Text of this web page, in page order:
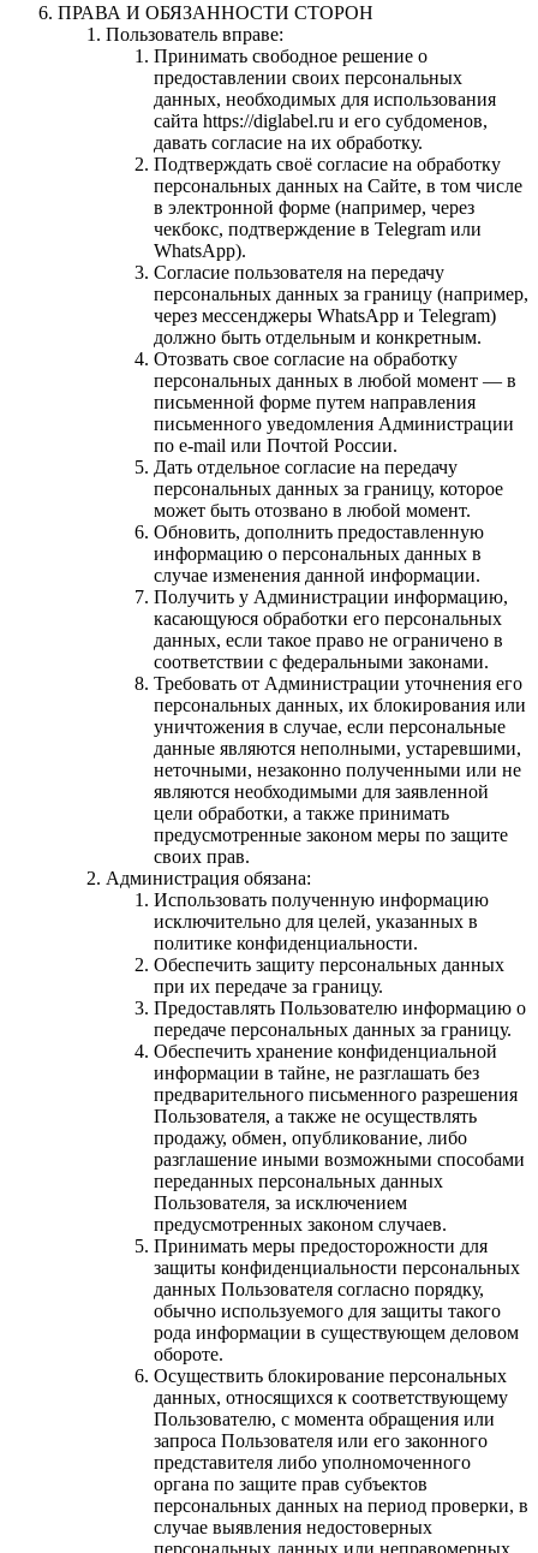
ПРАВА И ОБЯЗАННОСТИ СТОРОН
Пользователь вправе:
Принимать свободное решение о
предоставлении своих персональных
данных, необходимых для использования
сайта https://diglabel.ru и его субдоменов,
давать согласие на их обработку.
Подтверждать своё согласие на обработку
персональных данных на Сайте, в том числе
в электронной форме (например, через
чекбокс, подтверждение в Telegram или
WhatsApp).
Согласие пользователя на передачу
персональных данных за границу (например,
через мессенджеры WhatsApp и Telegram)
должно быть отдельным и конкретным.
Отозвать свое согласие на обработку
персональных данных в любой момент — в
письменной форме путем направления
письменного уведомления Администрации
по e-mail или Почтой России.
Дать отдельное согласие на передачу
персональных данных за границу, которое
может быть отозвано в любой момент.
Обновить, дополнить предоставленную
информацию о персональных данных в
случае изменения данной информации.
Получить у Администрации информацию,
касающуюся обработки его персональных
данных, если такое право не ограничено в
соответствии с федеральными законами.
Требовать от Администрации уточнения его
персональных данных, их блокирования или
уничтожения в случае, если персональные
данные являются неполными, устаревшими,
неточными, незаконно полученными или не
являются необходимыми для заявленной
цели обработки, а также принимать
предусмотренные законом меры по защите
своих прав.
Администрация обязана:
Использовать полученную информацию
исключительно для целей, указанных в
политике конфиденциальности.
Обеспечить защиту персональных данных
при их передаче за границу.
Предоставлять Пользователю информацию о
передаче персональных данных за границу.
Обеспечить хранение конфиденциальной
информации в тайне, не разглашать без
предварительного письменного разрешения
Пользователя, а также не осуществлять
продажу, обмен, опубликование, либо
разглашение иными возможными способами
переданных персональных данных
Пользователя, за исключением
предусмотренных законом случаев.
Принимать меры предосторожности для
защиты конфиденциальности персональных
данных Пользователя согласно порядку,
обычно используемого для защиты такого
рода информации в существующем деловом
обороте.
Осуществить блокирование персональных
данных, относящихся к соответствующему
Пользователю, с момента обращения или
запроса Пользователя или его законного
представителя либо уполномоченного
органа по защите прав субъектов
персональных данных на период проверки, в
случае выявления недостоверных
персональных данных или неправомерных